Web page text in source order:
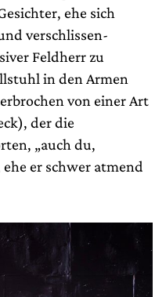
ehe sich
verschlissen-
Feldherr zu
in den Armen
von einer Art
der die
„auch du,
er schwer atmend